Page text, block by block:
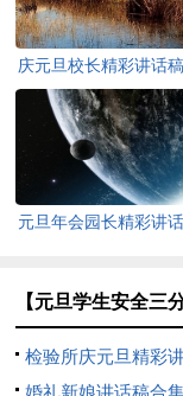
庆元旦校长精彩讲话
用9篇）
元旦年会园长精彩讲
【元旦学生安全三
检验所庆元旦精彩
选12篇）
婚礼新娘讲话稿合